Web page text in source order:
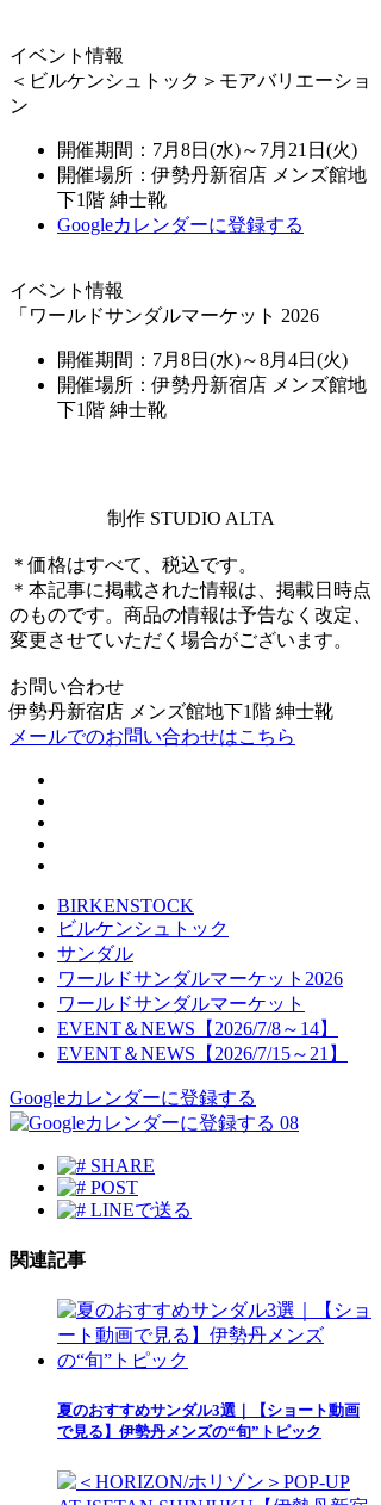
イベント情報
＜ビルケンシュトック＞モアバリエーショ
ン
開催期間：7月8日(水)～7月21日(火)
開催場所：伊勢丹新宿店 メンズ館地
下1階 紳士靴
Googleカレンダーに登録する
イベント情報
「ワールドサンダルマーケット 2026
開催期間：7月8日(水)～8月4日(火)
開催場所：伊勢丹新宿店 メンズ館地
下1階 紳士靴
制作 STUDIO ALTA
＊価格はすべて、税込です。
＊本記事に掲載された情報は、掲載日時点
のものです。商品の情報は予告なく改定、
変更させていただく場合がございます。
お問い合わせ
伊勢丹新宿店 メンズ館地下1階 紳士靴
メールでのお問い合わせはこちら
BIRKENSTOCK
ビルケンシュトック
サンダル
ワールドサンダルマーケット2026
ワールドサンダルマーケット
EVENT＆NEWS【2026/7/8～14】
EVENT＆NEWS【2026/7/15～21】
Googleカレンダーに登録する
08
SHARE
POST
LINEで送る
関連記事
夏のおすすめサンダル3選｜【ショート動画
で見る】伊勢丹メンズの“旬”トピック